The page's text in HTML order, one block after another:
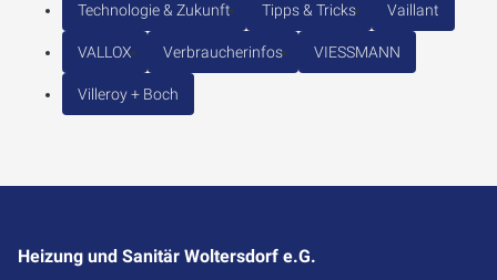
Technologie & Zukunft Tipps & Tricks Vaillant
VALLOX Verbraucherinfos VIESSMANN
Villeroy + Boch
Heizung und Sanitär Woltersdorf e.G.